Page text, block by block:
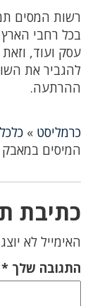
רשות המסים
בכל רחבי
עסק ועוד,
להגביר את
ההרתעה.
כרמליסט »
המיסים במאבק
כתיבת
האימייל לא
התגובה שלך *